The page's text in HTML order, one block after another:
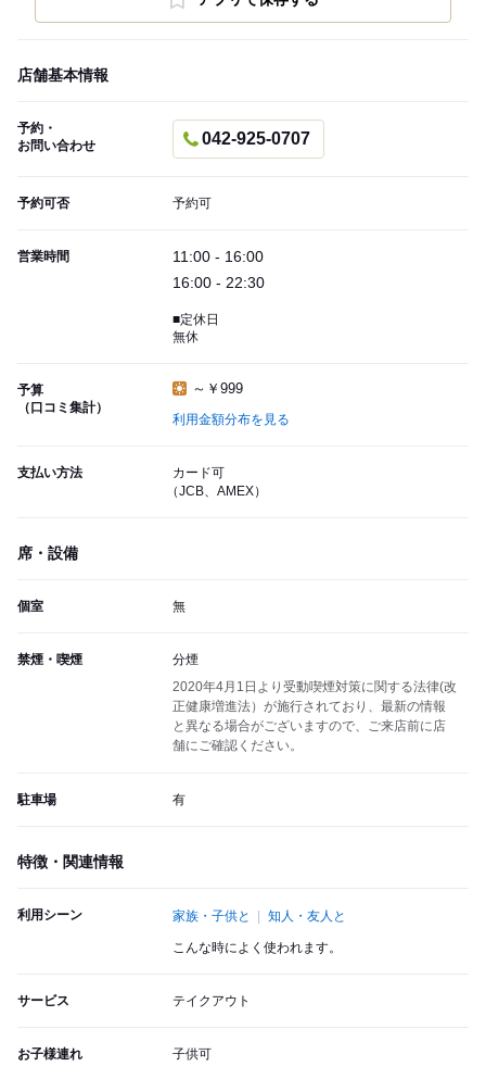
店舗基本情報
予約・
お問い合わせ
042-925-0707
予約可否 予約可
営業時間
11:00 - 16:00
16:00 - 22:30
■定休日
無休
予算
（口コミ集計）
～￥999
利用金額分布を見る
支払い方法
カード可
（JCB、AMEX）
席・設備
個室 無
禁煙・喫煙
分煙
2020年4月1日より受動喫煙対策に関する法律(改
正健康増進法）が施行されており、最新の情報
と異なる場合がございますので、ご来店前に店
舗にご確認ください。
駐車場 有
特徴・関連情報
利用シーン 家族・子供と 知人・友人と
こんな時によく使われます。
サービス テイクアウト
お子様連れ 子供可